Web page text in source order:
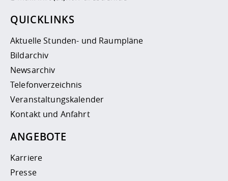
QUICKLINKS
Aktuelle Stunden- und Raumpläne
Bildarchiv
Newsarchiv
Telefonverzeichnis
Veranstaltungskalender
Kontakt und Anfahrt
ANGEBOTE
Karriere
Presse